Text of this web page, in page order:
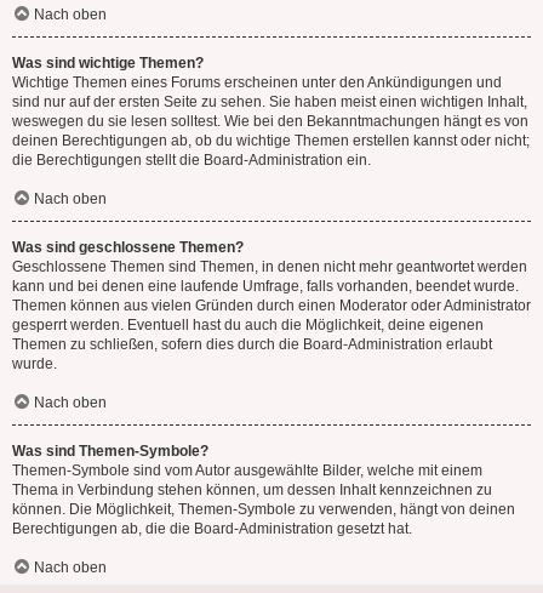
Nach oben
Was sind wichtige Themen?
Wichtige Themen eines Forums erscheinen unter den Ankündigungen und
sind nur auf der ersten Seite zu sehen. Sie haben meist einen wichtigen Inhalt,
weswegen du sie lesen solltest. Wie bei den Bekanntmachungen hängt es von
deinen Berechtigungen ab, ob du wichtige Themen erstellen kannst oder nicht;
die Berechtigungen stellt die Board-Administration ein.
Nach oben
Was sind geschlossene Themen?
Geschlossene Themen sind Themen, in denen nicht mehr geantwortet werden
kann und bei denen eine laufende Umfrage, falls vorhanden, beendet wurde.
Themen können aus vielen Gründen durch einen Moderator oder Administrator
gesperrt werden. Eventuell hast du auch die Möglichkeit, deine eigenen
Themen zu schließen, sofern dies durch die Board-Administration erlaubt
wurde.
Nach oben
Was sind Themen-Symbole?
Themen-Symbole sind vom Autor ausgewählte Bilder, welche mit einem
Thema in Verbindung stehen können, um dessen Inhalt kennzeichnen zu
können. Die Möglichkeit, Themen-Symbole zu verwenden, hängt von deinen
Berechtigungen ab, die die Board-Administration gesetzt hat.
Nach oben